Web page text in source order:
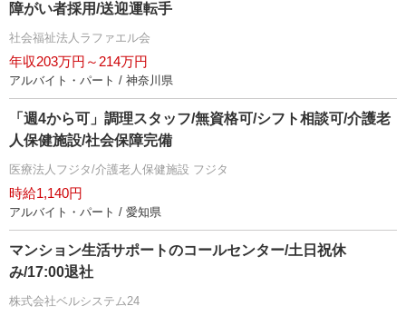
障がい者採用/送迎運転手
社会福祉法人ラファエル会
年収203万円～214万円
アルバイト・パート / 神奈川県
「週4から可」調理スタッフ/無資格可/シフト相談可/介護老
人保健施設/社会保障完備
医療法人フジタ/介護老人保健施設 フジタ
時給1,140円
アルバイト・パート / 愛知県
マンション生活サポートのコールセンター/土日祝休
み/17:00退社
株式会社ベルシステム24